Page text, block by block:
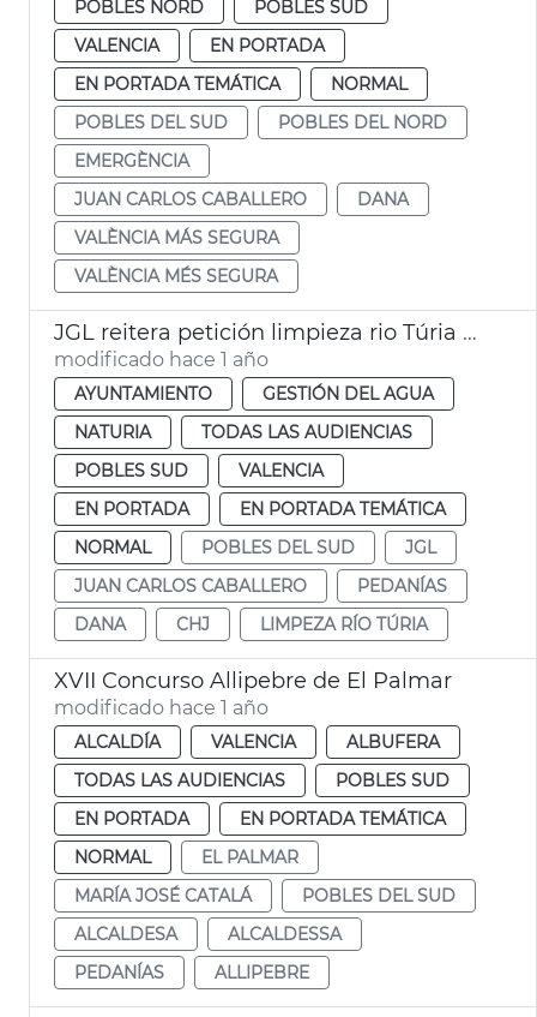
POBLES NORD
POBLES SUD
VALENCIA
EN PORTADA
EN PORTADA TEMÁTICA
NORMAL
POBLES DEL SUD
POBLES DEL NORD
EMERGÈNCIA
JUAN CARLOS CABALLERO
DANA
VALÈNCIA MÁS SEGURA
VALÈNCIA MÉS SEGURA
JGL reitera petición limpieza rio Túria y dice que no es zona urbana
modificado hace 1 año
AYUNTAMIENTO
GESTIÓN DEL AGUA
NATURIA
TODAS LAS AUDIENCIAS
POBLES SUD
VALENCIA
EN PORTADA
EN PORTADA TEMÁTICA
NORMAL
POBLES DEL SUD
JGL
JUAN CARLOS CABALLERO
PEDANÍAS
DANA
CHJ LIMPEZA RÍO TÚRIA
XVII Concurso Allipebre de El Palmar
modificado hace 1 año
ALCALDÍA VALENCIA
ALBUFERA
TODAS LAS AUDIENCIAS
POBLES SUD
EN PORTADA
EN PORTADA TEMÁTICA
NORMAL
EL PALMAR
MARÍA JOSÉ CATALÁ
POBLES DEL SUD
ALCALDESA
ALCALDESSA
PEDANÍAS
ALLIPEBRE